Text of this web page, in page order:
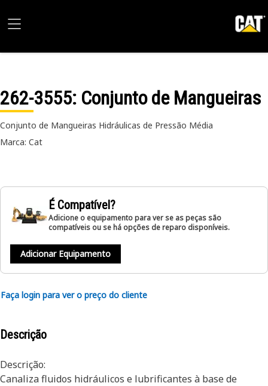
262-3555: Conjunto de Mangueiras
Conjunto de Mangueiras Hidráulicas de Pressão Média
Marca: Cat
É Compatível?
Adicione o equipamento para ver se as peças são
compatíveis ou se há opções de reparo disponíveis.
Adicionar Equipamento
Faça login para ver o preço do cliente
Descrição
Descrição:
Canaliza fluidos hidráulicos e lubrificantes à base de